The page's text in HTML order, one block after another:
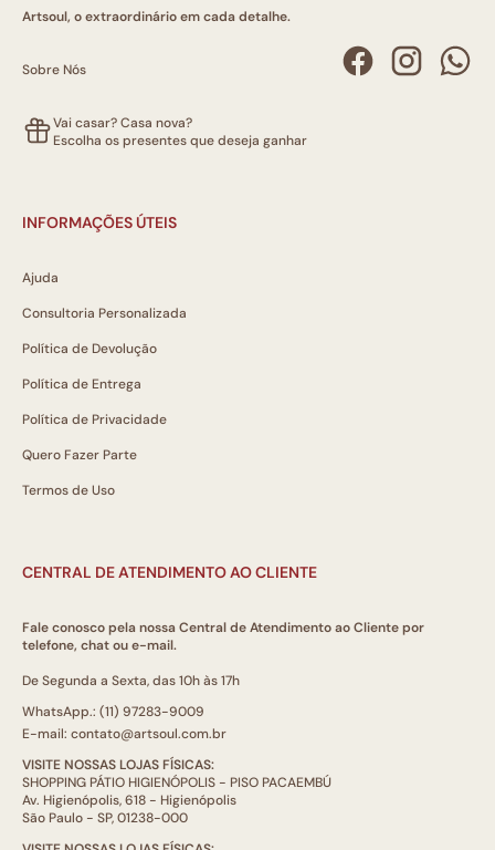
Artsoul, o extraordinário em cada detalhe.
Sobre Nós
Vai casar? Casa nova?
Escolha os presentes que deseja ganhar
INFORMAÇÕES ÚTEIS
Ajuda
Consultoria Personalizada
Política de Devolução
Política de Entrega
Política de Privacidade
Quero Fazer Parte
Termos de Uso
CENTRAL DE ATENDIMENTO AO CLIENTE
Fale conosco pela nossa Central de Atendimento ao Cliente por
telefone, chat ou e-mail.
De Segunda a Sexta, das 10h às 17h
WhatsApp.: (11) 97283-9009
E-mail: contato@artsoul.com.br
VISITE NOSSAS LOJAS FÍSICAS:
SHOPPING PÁTIO HIGIENÓPOLIS - PISO PACAEMBÚ
Av. Higienópolis, 618 - Higienópolis
São Paulo - SP, 01238-000